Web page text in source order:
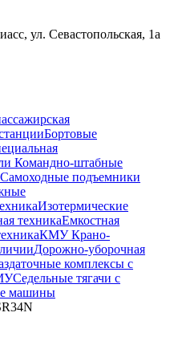
ул. Севастопольская, 1а
Бортовые
Командно-штабные
Самоходные подъемники
Изотермические
техникаЕмкостная
КМУ Крано-
Дорожно-уборочная
комплексы с
Седельные тягачи с
машины